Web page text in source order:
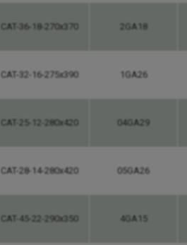
CAT-36-18-270x370 2GA18
CAT-32-16-275x390 1GA26
CAT-25-12-280x420 04GA29
CAT-28-14-280x420 05GA26
CAT-45-22-290x350 4GA15